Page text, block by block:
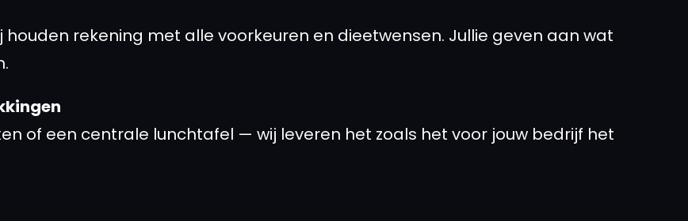
rekening met alle voorkeuren en dieetwensen. Jullie geven aan wat
of een centrale lunchtafel — wij leveren het zoals het voor jouw bedrijf het